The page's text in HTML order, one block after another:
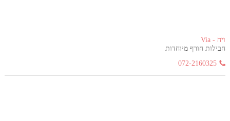
ויה - Via
חבילות חורף מיוחדות
072-2160325